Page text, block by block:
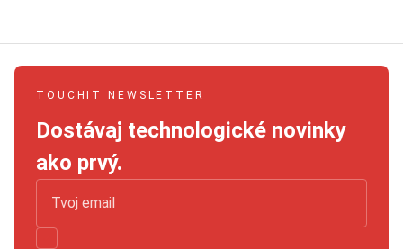
TOUCHIT NEWSLETTER
Dostávaj technologické novinky
ako prvý.